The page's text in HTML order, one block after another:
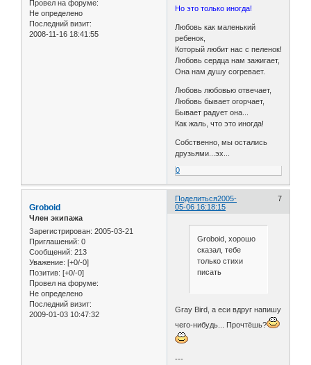
Провел на форуме:
Не определено
Последний визит:
2008-11-16 18:41:55
Но это только иногда!
Любовь как маленький
ребенок,
Который любит нас с пеленок!
Любовь сердца нам зажигает,
Она нам душу согревает.
Любовь любовью отвечает,
Любовь бывает огорчает,
Бывает радует она...
Как жаль, что это иногда!
Собственно, мы остались
друзьями...эх...
0
Поделиться 7
2005-
05-06 16:18:15
Groboid
Член экипажа
Зарегистрирован: 2005-03-21
Приглашений: 0
Сообщений: 213
Уважение: [+0/-0]
Позитив: [+0/-0]
Провел на форуме:
Не определено
Последний визит:
2009-01-03 10:47:32
Groboid, хорошо
сказал, тебе
только стихи
писать
Gray Bird, а еси вдруг напишу
чего-нибудь... Прочтёшь?
---